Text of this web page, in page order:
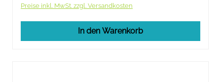
Preise inkl. MwSt. zzgl. Versandkosten
In den Warenkorb